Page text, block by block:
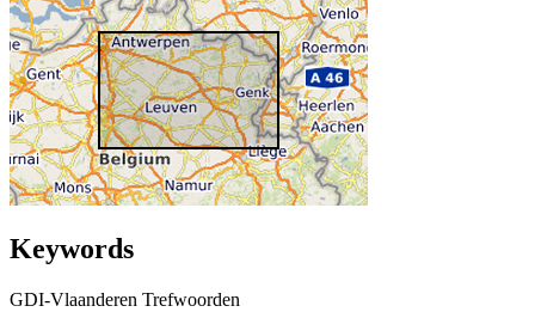
Keywords
GDI-Vlaanderen Trefwoorden